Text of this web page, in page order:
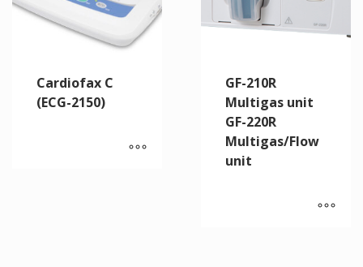
Cardiofax C
(ECG-2150)
GF-210R
Multigas unit
GF-220R
Multigas/Flow
unit